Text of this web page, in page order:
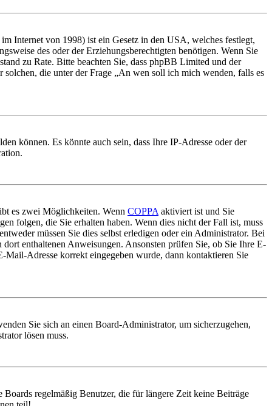
Internet von 1998) ist ein Gesetz in den USA, welches festlegt,
des oder der Erziehungsberechtigten benötigen. Wenn Sie
zu Rate. Bitte beachten Sie, dass phpBB Limited und der
die unter der Frage „An wen soll ich mich wenden, falls es
können. Es könnte auch sein, dass Ihre IP-Adresse oder der
es zwei Möglichkeiten. Wenn COPPA aktiviert ist und Sie
folgen, die Sie erhalten haben. Wenn dies nicht der Fall ist, muss
müssen Sie dies selbst erledigen oder ein Administrator. Bei
enthaltenen Anweisungen. Ansonsten prüfen Sie, ob Sie Ihre E-
Adresse korrekt eingegeben wurde, dann kontaktieren Sie
Sie sich an einen Board-Administrator, um sicherzugehen,
lösen muss.
regelmäßig Benutzer, die für längere Zeit keine Beiträge